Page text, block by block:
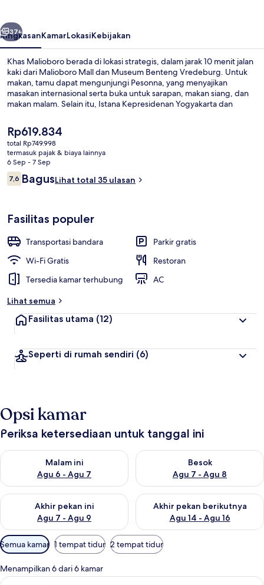
Berikutnya
37+
RingkasanKamarLokasiKebijakan
Khas Malioboro berada di lokasi strategis, dalam jarak 10 menit jalan
kaki dari Malioboro Mall dan Museum Benteng Vredeburg. Untuk
makan, tamu dapat mengunjungi Pesonna, yang menyajikan
masakan internasional serta buka untuk sarapan, makan siang, dan
makan malam. Selain itu, Istana Kepresidenan Yogyakarta dan
Harga
saat
ini
Rp619.834
Rp619.834
total Rp749.998
termasuk pajak & biaya lainnya
6 Sep - 7 Sep
Ulasan
7,67,6 dari 10
BagusLihat total 35 ulasan
Fasilitas populer
Transportasi bandara
Parkir gratis
Wi-Fi Gratis
Restoran
Tersedia kamar terhubung
AC
Lihat semua
Fasilitas utama (12)
Seperti di rumah sendiri (6)
Opsi kamar
Periksa ketersediaan untuk tanggal ini
Malam ini
Agu 6 - Agu 7
Periksa ketersediaan untuk malam ini Agu 6 - Agu 7
Besok
Agu 7 - Agu 8
Periksa ketersediaan untuk
Akhir pekan ini
Agu 7 - Agu 9
Periksa ketersediaan untuk akhir pekan ini Agu 7 - Agu 9
Akhir pekan berikutnya
Agu 14 - Agu 16
Periksa ketersediaan untuk
Filter
tersedia
untuk
kamar
Semua kamar 1 tempat tidur 2 tempat tidur
Menampilkan 6 dari 6 kamar
Minibar, brankas, meja kerja, dan Wi-